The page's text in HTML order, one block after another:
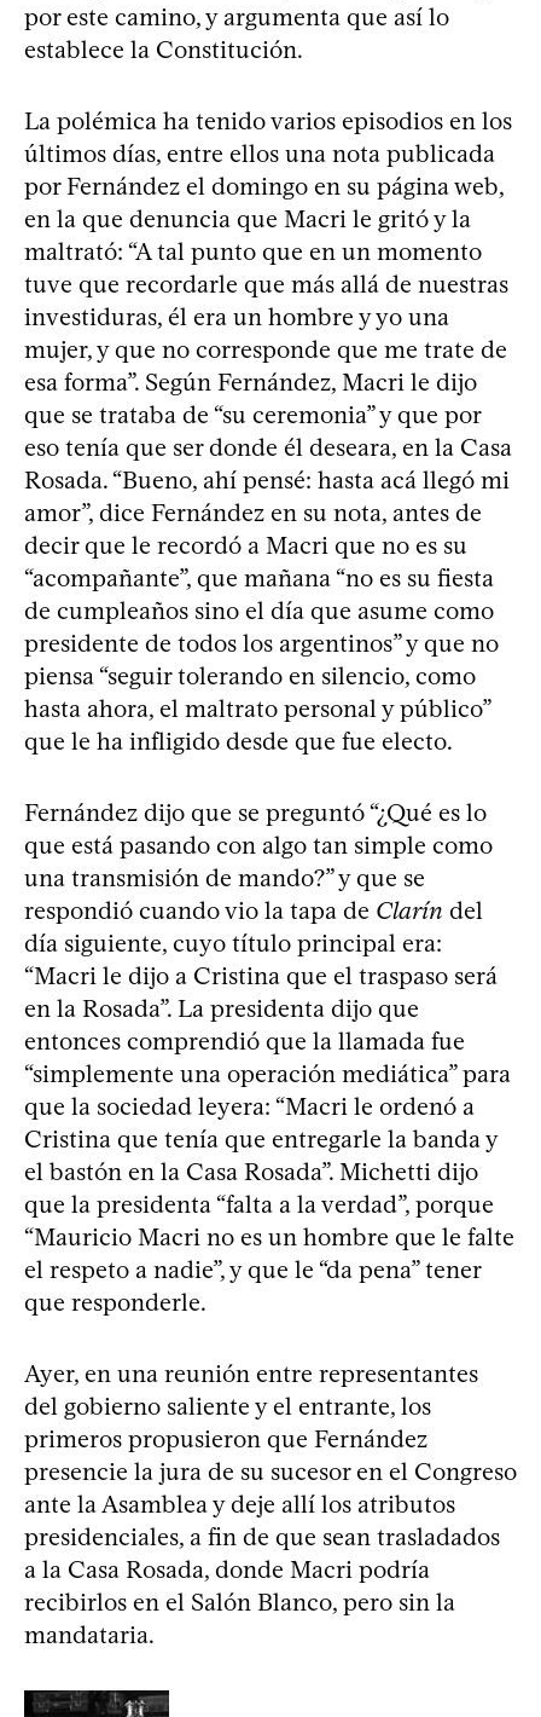
por este camino, y argumenta que así lo
establece la Constitución.
La polémica ha tenido varios episodios en los
últimos días, entre ellos una nota publicada
por Fernández el domingo en su página web,
en la que denuncia que Macri le gritó y la
maltrató: “A tal punto que en un momento
tuve que recordarle que más allá de nuestras
investiduras, él era un hombre y yo una
mujer, y que no corresponde que me trate de
esa forma”. Según Fernández, Macri le dijo
que se trataba de “su ceremonia” y que por
eso tenía que ser donde él deseara, en la Casa
Rosada. “Bueno, ahí pensé: hasta acá llegó mi
amor”, dice Fernández en su nota, antes de
decir que le recordó a Macri que no es su
“acompañante”, que mañana “no es su fiesta
de cumpleaños sino el día que asume como
presidente de todos los argentinos” y que no
piensa “seguir tolerando en silencio, como
hasta ahora, el maltrato personal y público”
que le ha infligido desde que fue electo.
Fernández dijo que se preguntó “¿Qué es lo
que está pasando con algo tan simple como
una transmisión de mando?” y que se
respondió cuando vio la tapa de Clarín del
día siguiente, cuyo título principal era:
“Macri le dijo a Cristina que el traspaso será
en la Rosada”. La presidenta dijo que
entonces comprendió que la llamada fue
“simplemente una operación mediática” para
que la sociedad leyera: “Macri le ordenó a
Cristina que tenía que entregarle la banda y
el bastón en la Casa Rosada”. Michetti dijo
que la presidenta “falta a la verdad”, porque
“Mauricio Macri no es un hombre que le falte
el respeto a nadie”, y que le “da pena” tener
que responderle.
Ayer, en una reunión entre representantes
del gobierno saliente y el entrante, los
primeros propusieron que Fernández
presencie la jura de su sucesor en el Congreso
ante la Asamblea y deje allí los atributos
presidenciales, a fin de que sean trasladados
a la Casa Rosada, donde Macri podría
recibirlos en el Salón Blanco, pero sin la
mandataria.